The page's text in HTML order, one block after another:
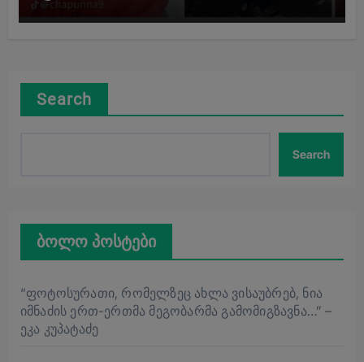
Search
Search
ბოლო პოსტები
“ფოტოსურათი, რომელზეც ახლა ვისაუბრებ, ნია
იმნაძის ერთ-ერთმა მეგობარმა გამომიგზავნა…” –
ეკა კუპატაძე